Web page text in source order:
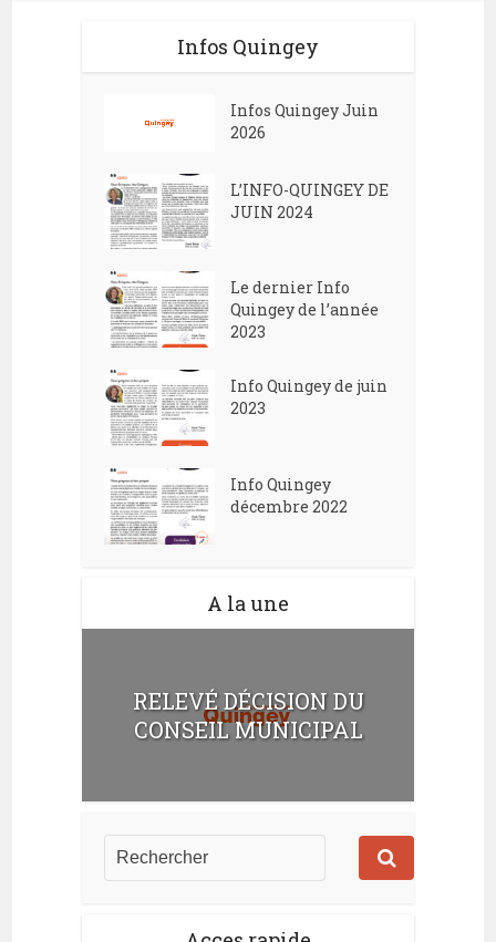
Infos Quingey
Infos Quingey Juin
2026
L’INFO-QUINGEY DE
JUIN 2024
Le dernier Info
Quingey de l’année
2023
Info Quingey de juin
2023
Info Quingey
décembre 2022
A la une
RELEVÉ DÉCISION DU
CONSEIL MUNICIPAL